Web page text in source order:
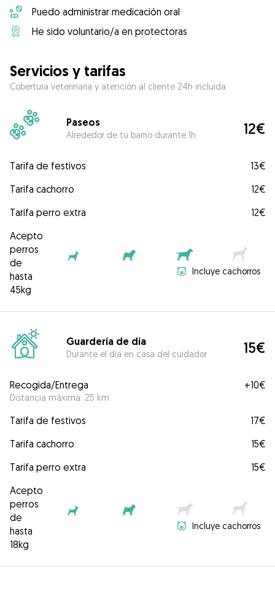
Puedo administrar medicación oral
He sido voluntario/a en protectoras
Servicios y tarifas
Cobertura veterinaria y atención al cliente 24h incluida
Paseos
Alrededor de tu barrio durante 1h 12€
Tarifa de festivos
13€
Tarifa cachorro
12€
Tarifa perro extra
12€
Acepto
perros
de
hasta
45kg
Incluye cachorros
Guardería de día
Durante el día en casa del cuidador 15€
Recogida/Entrega
Distancia máxima: 25 km
+10€
Tarifa de festivos
17€
Tarifa cachorro
15€
Tarifa perro extra
15€
Acepto
perros
de
hasta
18kg
Incluye cachorros